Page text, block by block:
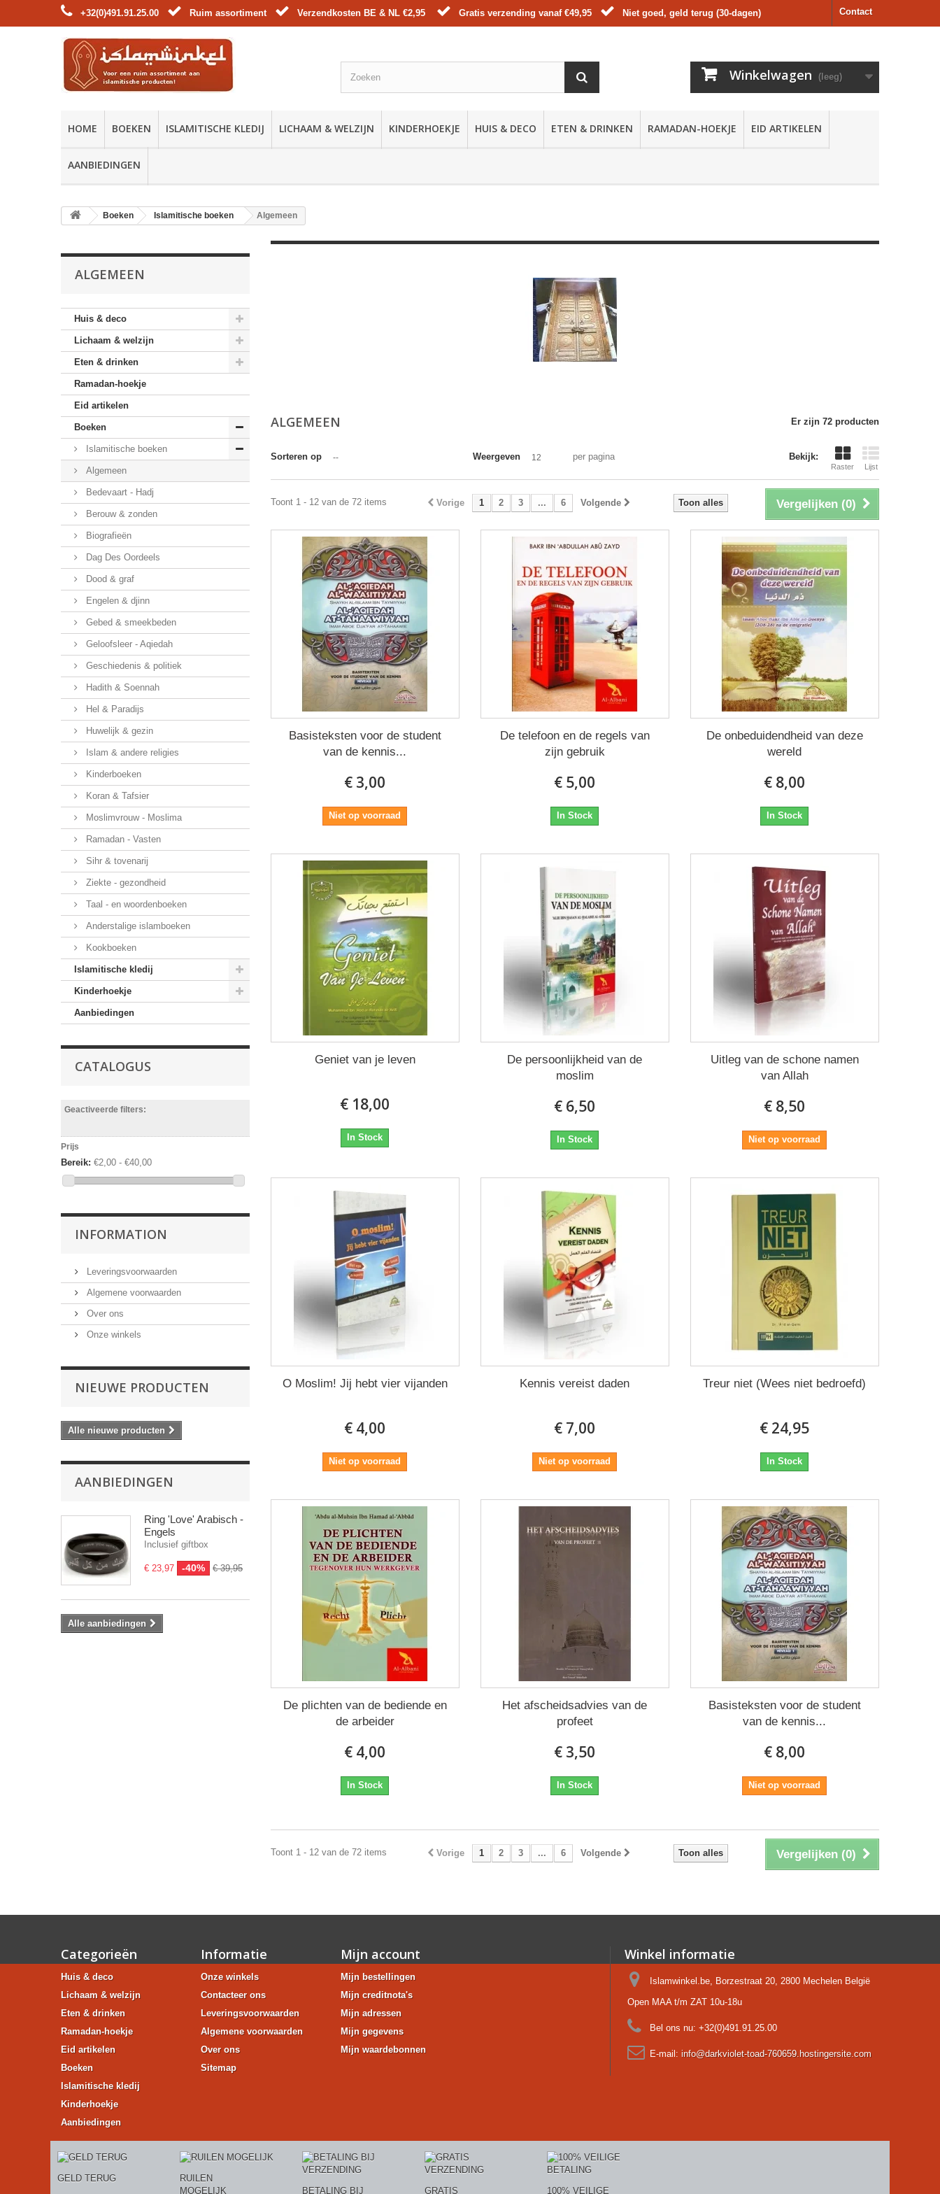
Contact
+32(0)491.91.25.00 Ruim assortiment Verzendkosten BE & NL €2,95 Gratis verzending vanaf €49,95 Niet goed, geld terug (30-dagen)
Winkelwagen (leeg)
HOME BOEKEN ISLAMITISCHE KLEDIJ LICHAAM & WELZIJN KINDERHOEKJE HUIS & DECO ETEN & DRINKEN RAMADAN-HOEKJE EID ARTIKELEN
AANBIEDINGEN
Boeken Islamitische boeken Algemeen
ALGEMEEN
Huis & deco
Lichaam & welzijn
Eten & drinken
Ramadan-hoekje
Eid artikelen
Boeken
Islamitische boeken
Algemeen
Bedevaart - Hadj
Berouw & zonden
Biografieën
Dag Des Oordeels
Dood & graf
Engelen & djinn
Gebed & smeekbeden
Geloofsleer - Aqiedah
Geschiedenis & politiek
Hadith & Soennah
Hel & Paradijs
Huwelijk & gezin
Islam & andere religies
Kinderboeken
Koran & Tafsier
Moslimvrouw - Moslima
Ramadan - Vasten
Sihr & tovenarij
Ziekte - gezondheid
Taal - en woordenboeken
Anderstalige islamboeken
Kookboeken
Islamitische kledij
Kinderhoekje
Aanbiedingen
CATALOGUS
Geactiveerde filters:
Prijs
Bereik: €2,00 - €40,00
INFORMATION
Leveringsvoorwaarden
Algemene voorwaarden
Over ons
Onze winkels
NIEUWE PRODUCTEN
Alle nieuwe producten
AANBIEDINGEN
Ring 'Love' Arabisch -
Engels
Inclusief giftbox
€ 23,97 -40% € 39,95
Alle aanbiedingen
ALGEMEEN Er zijn 72 producten
Bekijk:
Raster Lijst
Sorteren op -- Weergeven 12 per pagina
Vergelijken (0)
Toon alles
Vorige 1 2 3 ... 6 Volgende
Toont 1 - 12 van de 72 items
Basisteksten voor de student
van de kennis...
€ 3,00
Niet op voorraad
De telefoon en de regels van
zijn gebruik
€ 5,00
In Stock
De onbeduidendheid van deze
wereld
€ 8,00
In Stock
Geniet van je leven
€ 18,00
In Stock
De persoonlijkheid van de
moslim
€ 6,50
In Stock
Uitleg van de schone namen
van Allah
€ 8,50
Niet op voorraad
O Moslim! Jij hebt vier vijanden
€ 4,00
Niet op voorraad
Kennis vereist daden
€ 7,00
Niet op voorraad
Treur niet (Wees niet bedroefd)
€ 24,95
In Stock
De plichten van de bediende en
de arbeider
€ 4,00
In Stock
Het afscheidsadvies van de
profeet
€ 3,50
In Stock
Basisteksten voor de student
van de kennis...
€ 8,00
Niet op voorraad
Vergelijken (0)
Toon alles
Vorige 1 2 3 ... 6 Volgende
Toont 1 - 12 van de 72 items
Categorieën
Huis & deco
Lichaam & welzijn
Eten & drinken
Ramadan-hoekje
Eid artikelen
Boeken
Islamitische kledij
Kinderhoekje
Aanbiedingen
Informatie
Onze winkels
Contacteer ons
Leveringsvoorwaarden
Algemene voorwaarden
Over ons
Sitemap
Mijn account
Mijn bestellingen
Mijn creditnota's
Mijn adressen
Mijn gegevens
Mijn waardebonnen
Winkel informatie
Islamwinkel.be, Borzestraat 20, 2800 Mechelen België
Open MAA t/m ZAT 10u-18u
Bel ons nu: +32(0)491.91.25.00
E-mail: info@darkviolet-toad-760659.hostingersite.com
GELD TERUG
RUILEN
MOGELIJK
BETALING BIJ GRATIS 100% VEILIGE